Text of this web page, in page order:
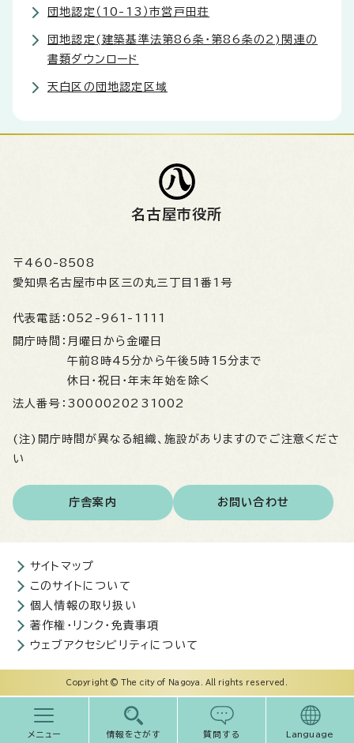
メニュー 情報をさがす 質問する Language
団地認定（10-13）市営戸田荘
団地認定(建築基準法第86条・第86条の2)関連の
書類ダウンロード
天白区の団地認定区域
名古屋市役所
〒460-8508
愛知県名古屋市中区三の丸三丁目1番1号
代表電話： 052-961-1111
開庁時間： 月曜日から金曜日
午前8時45分から午後5時15分まで
休日・祝日・年末年始を除く
法人番号： 3000020231002
(注)開庁時間が異なる組織、施設がありますのでご注意くださ
い
庁舎案内 お問い合わせ
サイトマップ
このサイトについて
個人情報の取り扱い
著作権・リンク・免責事項
ウェブアクセシビリティについて
Copyright © The city of Nagoya. All rights reserved.